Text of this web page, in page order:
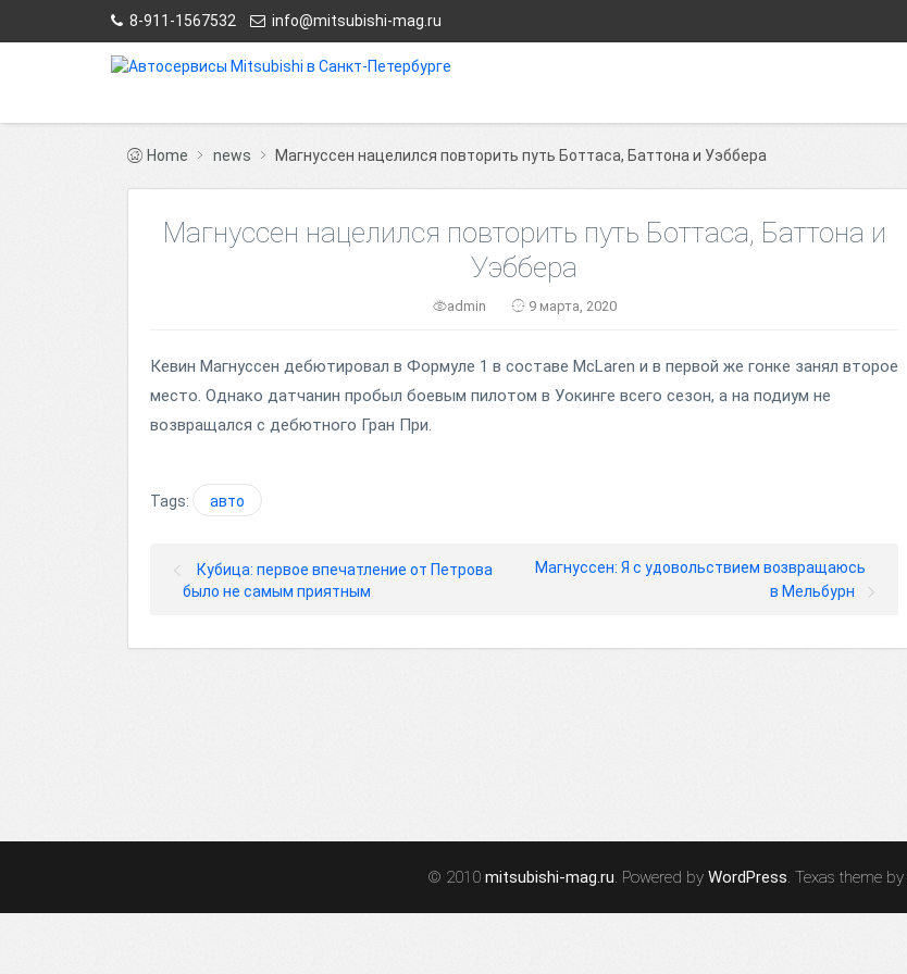
8-911-1567532 info@mitsubishi-mag.ru
Home news Магнуссен нацелился повторить путь Боттаса, Баттона и Уэббера
Магнуссен нацелился повторить путь Боттаса, Баттона и
Уэббера
admin 9 марта, 2020
Кевин Магнуссен дебютировал в Формуле 1 в составе McLaren и в первой же гонке занял второе
место. Однако датчанин пробыл боевым пилотом в Уокинге всего сезон, а на подиум не
возвращался с дебютного Гран При.
Tags: авто
Кубица: первое впечатление от Петрова
было не самым приятным
Магнуссен: Я с удовольствием возвращаюсь
в Мельбурн
© 2010 mitsubishi-mag.ru. Powered by WordPress. Texas theme by